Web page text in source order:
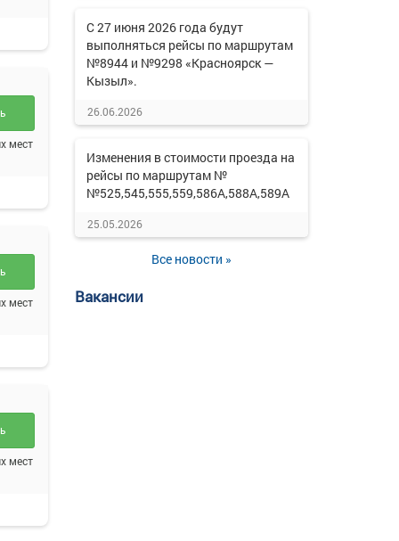
мест
мест
мест
С 27 июня 2026 года будут
выполняться рейсы по маршрутам
№8944 и №9298 «Красноярск —
Кызыл».
26.06.2026
Изменения в стоимости проезда на
рейсы по маршрутам №
№525,545,555,559,586А,588А,589А
25.05.2026
Все новости »
Вакансии